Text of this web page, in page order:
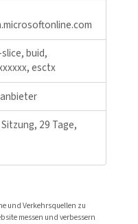
Tracker-Technologien für
der Website erforderlich und
In der Regel werden
Ihnen getätigte Aktionen
wie etwa dem Festlegen
oder dem Ausfüllen
benachrichtigt werden.
dann aber nicht. Diese
Daten.